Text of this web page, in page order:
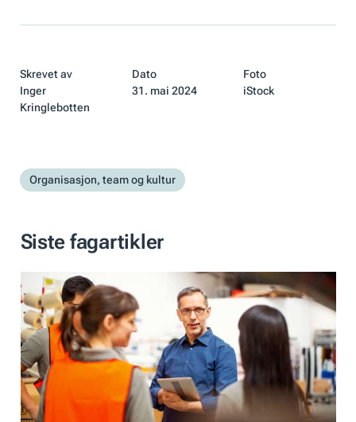
Skrevet av
Inger
Kringlebotten
Dato
31. mai 2024
Foto
iStock
Organisasjon, team og kultur
Siste fagartikler